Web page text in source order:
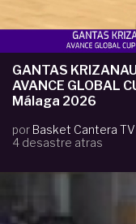
GANTAS
AVANCE GLOBAL
Málaga 2026
por Basket Cantera TV
4 desastre atras